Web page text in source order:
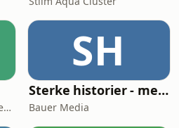
Hilde Marie Øgreid og Helene Benedikte Granum-Aanestad
SH
Sterke historier - med Tore Strømøy
Bauer Media